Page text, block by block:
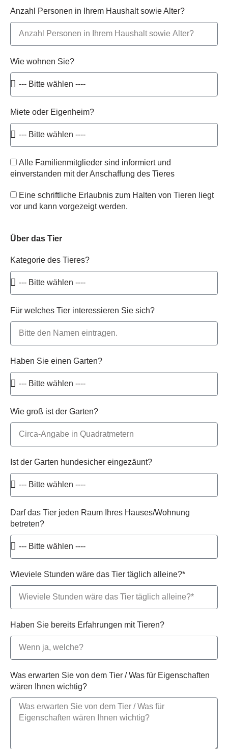
Anzahl Personen in Ihrem Haushalt sowie Alter?
Wie wohnen Sie?
Miete oder Eigenheim?
Alle Familienmitglieder sind informiert und
einverstanden mit der Anschaffung des Tieres
Eine schriftliche Erlaubnis zum Halten von Tieren liegt
vor und kann vorgezeigt werden.
Über das Tier
Kategorie des Tieres?
Für welches Tier interessieren Sie sich?
Haben Sie einen Garten?
Wie groß ist der Garten?
Ist der Garten hundesicher eingezäunt?
Darf das Tier jeden Raum Ihres Hauses/Wohnung
betreten?
Wieviele Stunden wäre das Tier täglich alleine?*
Haben Sie bereits Erfahrungen mit Tieren?
Was erwarten Sie von dem Tier / Was für Eigenschaften
wären Ihnen wichtig?